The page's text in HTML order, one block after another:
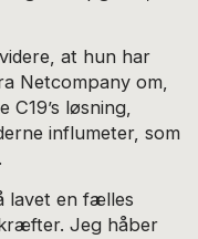
at hun har
Netcompany om,
løsning,
influmeter, som
lavet en fælles
Jeg håber